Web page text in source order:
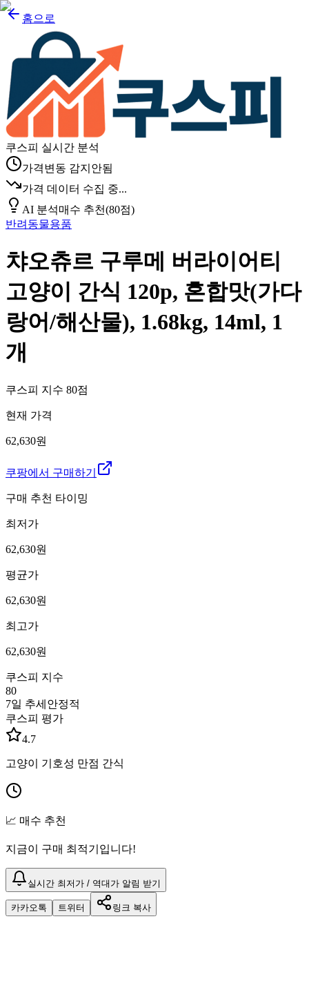
홈으로
쿠스피 실시간 분석
가격변동 감지안됨
가격 데이터 수집 중...
AI 분석매수 추천(80점)
반려동물용품
챠오츄르 구루메 버라이어티
고양이 간식 120p, 혼합맛(가다
랑어/해산물), 1.68kg, 14ml, 1
개
쿠스피 지수 80점
현재 가격
62,630원
쿠팡에서 구매하기
구매 추천 타이밍
최저가
62,630원
평균가
62,630원
최고가
62,630원
쿠스피 지수
80
7일 추세 안정적
쿠스피 평가
4.7
고양이 기호성 만점 간식
📈 매수 추천
지금이 구매 최적기입니다!
실시간 최저가 / 역대가 알림 받기
카카오톡 트위터 링크 복사